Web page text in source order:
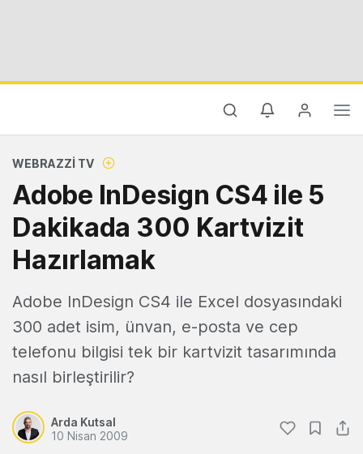
WEBRAZZI TV
Adobe InDesign CS4 ile 5
Dakikada 300 Kartvizit
Hazırlamak
Adobe InDesign CS4 ile Excel dosyasındaki
300 adet isim, ünvan, e-posta ve cep
telefonu bilgisi tek bir kartvizit tasarımında
nasıl birleştirilir?
Arda Kutsal
10 Nisan 2009